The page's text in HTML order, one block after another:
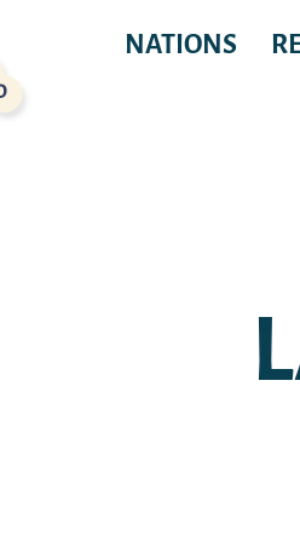
NATIONS